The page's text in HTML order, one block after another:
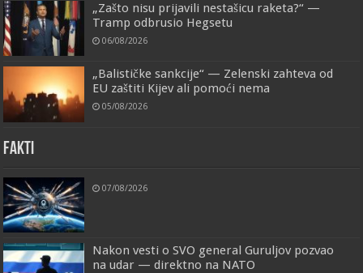
„Zašto nisu prijavili nestašicu raketa?“ —
Tramp odbrusio Hegsetu
06/08/2026
„Balističke sankcije“ — Zelenski zahteva od
EU zaštiti Kijev ali pomoći nema
05/08/2026
FAKTI
07/08/2026
Nakon vesti o SVO general Guruljov pozvao
na udar — direktno na NATO